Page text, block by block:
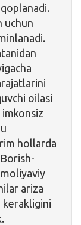
uchun
oilasi
hollarda
ariza
kerakligini